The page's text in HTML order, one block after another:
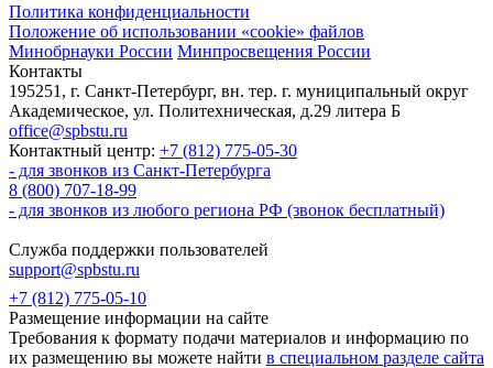
Политика конфиденциальности
Положение об использовании «cookie» файлов
Минобрнауки России Минпросвещения России
Контакты
195251, г. Санкт-Петербург, вн. тер. г. муниципальный округ
Академическое, ул. Политехническая, д.29 литера Б
office@spbstu.ru
Контактный центр: +7 (812) 775-05-30
- для звонков из Санкт-Петербурга
8 (800) 707-18-99
- для звонков из любого региона РФ (звонок бесплатный)
Служба поддержки пользователей
support@spbstu.ru
+7 (812) 775-05-10
Размещение информации на сайте
Требования к формату подачи материалов и информацию по
их размещению вы можете найти в специальном разделе сайта